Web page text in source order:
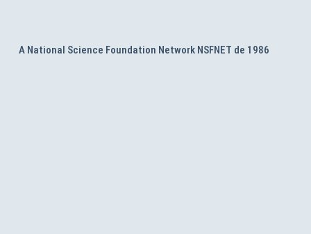
A National Science Foundation Network NSFNET de 1986